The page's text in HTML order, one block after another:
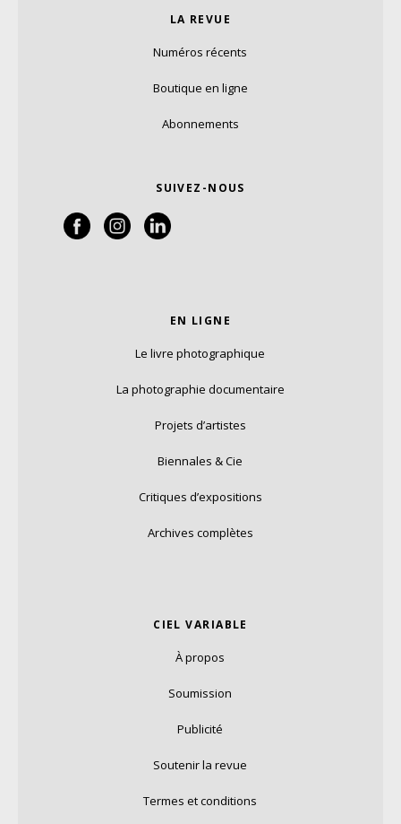
LA REVUE
Numéros récents
Boutique en ligne
Abonnements
SUIVEZ-NOUS
EN LIGNE
Le livre photographique
La photographie documentaire
Projets d’artistes
Biennales & Cie
Critiques d’expositions
Archives complètes
CIEL VARIABLE
À propos
Soumission
Publicité
Soutenir la revue
Termes et conditions